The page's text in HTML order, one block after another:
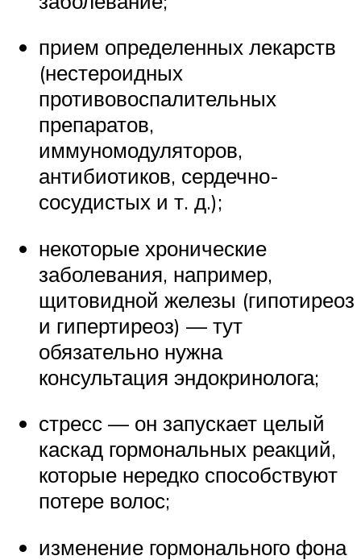
прием определенных лекарств
(нестероидных
противовоспалительных
препаратов,
иммуномодуляторов,
антибиотиков, сердечно-
сосудистых и т. д.);
некоторые хронические
заболевания, например,
щитовидной железы (гипотиреоз
и гипертиреоз) — тут
обязательно нужна
консультация эндокринолога;
стресс — он запускает целый
каскад гормональных реакций,
которые нередко способствуют
потере волос;
изменение гормонального фона